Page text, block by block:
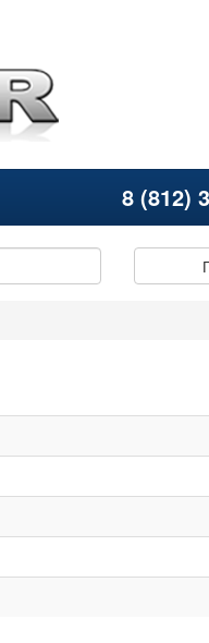
8 (812)